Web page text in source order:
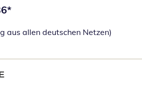
*
aus allen deutschen Netzen)